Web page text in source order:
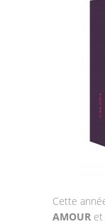
Cette
AMOUR et